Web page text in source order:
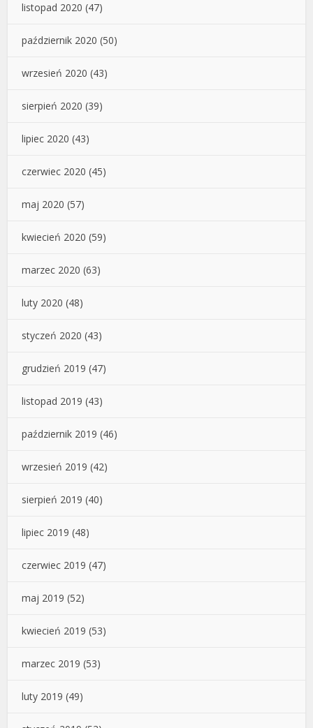
listopad 2020 (47)
październik 2020 (50)
wrzesień 2020 (43)
sierpień 2020 (39)
lipiec 2020 (43)
czerwiec 2020 (45)
maj 2020 (57)
kwiecień 2020 (59)
marzec 2020 (63)
luty 2020 (48)
styczeń 2020 (43)
grudzień 2019 (47)
listopad 2019 (43)
październik 2019 (46)
wrzesień 2019 (42)
sierpień 2019 (40)
lipiec 2019 (48)
czerwiec 2019 (47)
maj 2019 (52)
kwiecień 2019 (53)
marzec 2019 (53)
luty 2019 (49)